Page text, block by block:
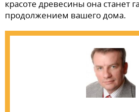
красоте древесины она станет
продолжением вашего дома.